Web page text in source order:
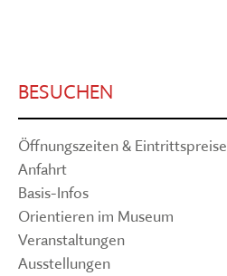
BESUCHEN
Öffnungszeiten & Eintrittspreise
Anfahrt
Basis-Infos
Orientieren im Museum
Veranstaltungen
Ausstellungen